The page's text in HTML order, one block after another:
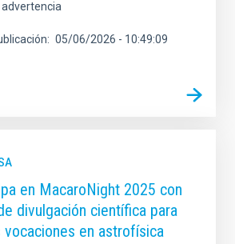
05/06/2026 - 10:49:09
en MacaroNight 2025 con
divulgación científica para
en astrofísica